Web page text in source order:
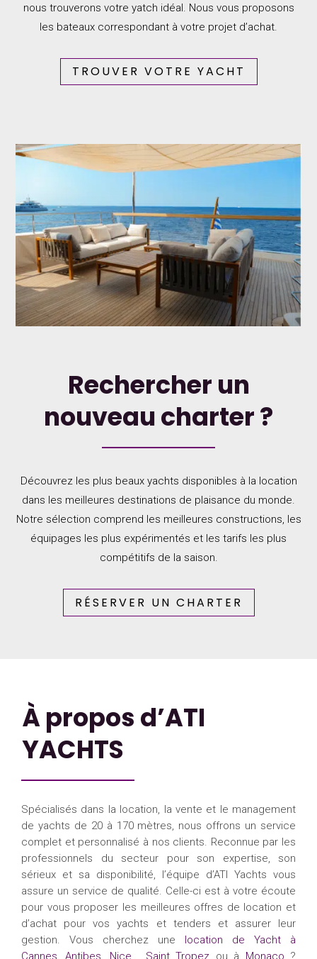
nous trouverons votre yatch idéal. Nous vous proposons
les bateaux correspondant à votre projet d’achat.
TROUVER VOTRE YACHT
Rechercher un
nouveau charter ?
Découvrez les plus beaux yachts disponibles à la location
dans les meilleures destinations de plaisance du monde.
Notre sélection comprend les meilleures constructions, les
équipages les plus expérimentés et les tarifs les plus
compétitifs de la saison.
RÉSERVER UN CHARTER
À propos d’ATI
YACHTS
Spécialisés dans la location, la vente et le management
de yachts de 20 à 170 mètres, nous offrons un service
complet et personnalisé à nos clients. Reconnue par les
professionnels du secteur pour son expertise, son
sérieux et sa disponibilité, l’équipe d’ATI Yachts vous
assure un service de qualité. Celle-ci est à votre écoute
pour vous proposer les meilleures offres de location et
d’achat pour vos yachts et tenders et assurer leur
gestion. Vous cherchez une location de Yacht à
Cannes ,Antibes Nice Saint Tropez ou à Monaco ?